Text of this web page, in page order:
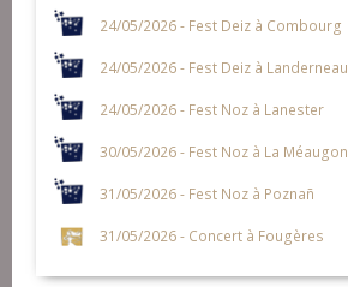
24/05/2026 - Fest Deiz à Combourg
24/05/2026 - Fest Deiz à Landerneau
24/05/2026 - Fest Noz à Lanester
30/05/2026 - Fest Noz à La Méaugon
31/05/2026 - Fest Noz à Poznañ
31/05/2026 - Concert à Fougères